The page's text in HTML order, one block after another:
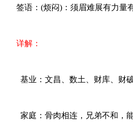
签语：(烦闷)：须眉难展有力量
详解：
基业：文昌、数土、财库、财破
家庭：骨肉相连，兄弟不和，能